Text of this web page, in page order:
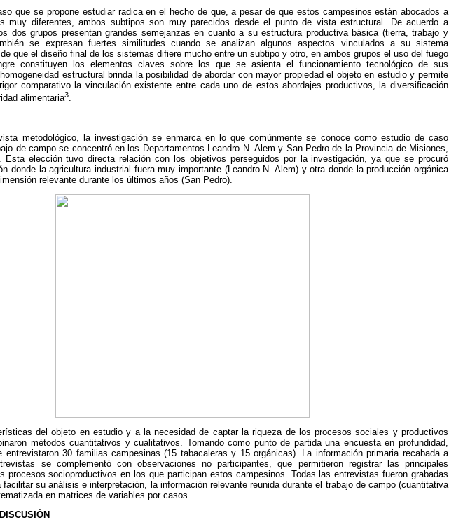
que se propone estudiar radica en el hecho de que, a pesar de que estos campesinos están abocados a
muy diferentes, ambos subtipos son muy parecidos desde el punto de vista estructural. De acuerdo a
dos grupos presentan grandes semejanzas en cuanto a su estructura productiva básica (tierra, trabajo y
se expresan fuertes similitudes cuando se analizan algunos aspectos vinculados a su sistema
que el diseño final de los sistemas difiere mucho entre un subtipo y otro, en ambos grupos el uso del fuego
constituyen los elementos claves sobre los que se asienta el funcionamiento tecnológico de sus
estructural brinda la posibilidad de abordar con mayor propiedad el objeto en estudio y permite
comparativo la vinculación existente entre cada uno de estos abordajes productivos, la diversificación
alimentaria3.
metodológico, la investigación se enmarca en lo que comúnmente se conoce como estudio de caso
de campo se concentró en los Departamentos Leandro N. Alem y San Pedro de la Provincia de Misiones,
Esta elección tuvo directa relación con los objetivos perseguidos por la investigación, ya que se procuró
donde la agricultura industrial fuera muy importante (Leandro N. Alem) y otra donde la producción orgánica
relevante durante los últimos años (San Pedro).
del objeto en estudio y a la necesidad de captar la riqueza de los procesos sociales y productivos
métodos cuantitativos y cualitativos. Tomando como punto de partida una encuesta en profundidad,
entrevistaron 30 familias campesinas (15 tabacaleras y 15 orgánicas). La información primaria recabada a
se complementó con observaciones no participantes, que permitieron registrar las principales
procesos socioproductivos en los que participan estos campesinos. Todas las entrevistas fueron grabadas
su análisis e interpretación, la información relevante reunida durante el trabajo de campo (cuantitativa
en matrices de variables por casos.